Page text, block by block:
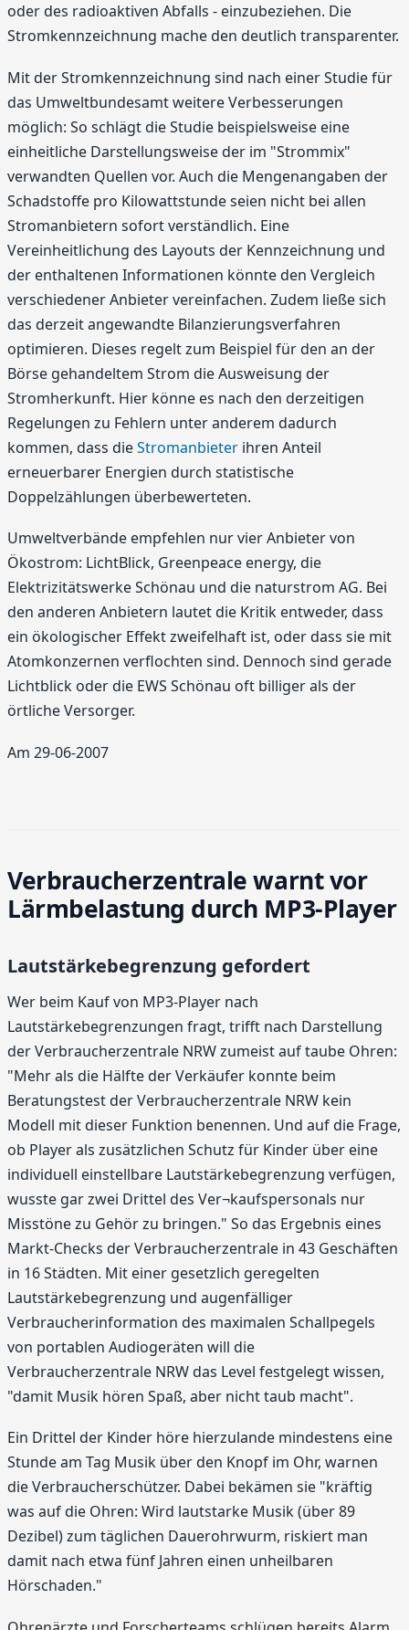
oder des radioaktiven Abfalls - einzubeziehen. Die
Stromkennzeichnung mache den deutlich transparenter.
Mit der Stromkennzeichnung sind nach einer Studie für
das Umweltbundesamt weitere Verbesserungen
möglich: So schlägt die Studie beispielsweise eine
einheitliche Darstellungsweise der im "Strommix"
verwandten Quellen vor. Auch die Mengenangaben der
Schadstoffe pro Kilowattstunde seien nicht bei allen
Stromanbietern sofort verständlich. Eine
Vereinheitlichung des Layouts der Kennzeichnung und
der enthaltenen Informationen könnte den Vergleich
verschiedener Anbieter vereinfachen. Zudem ließe sich
das derzeit angewandte Bilanzierungsverfahren
optimieren. Dieses regelt zum Beispiel für den an der
Börse gehandeltem Strom die Ausweisung der
Stromherkunft. Hier könne es nach den derzeitigen
Regelungen zu Fehlern unter anderem dadurch
kommen, dass dieStromanbieter ihren Anteil
erneuerbarer Energien durch statistische
Doppelzählungen überbewerteten.
Umweltverbände empfehlen nur vier Anbieter von
Ökostrom: LichtBlick, Greenpeace energy, die
Elektrizitätswerke Schönau und die naturstrom AG. Bei
den anderen Anbietern lautet die Kritik entweder, dass
ein ökologischer Effekt zweifelhaft ist, oder dass sie mit
Atomkonzernen verflochten sind. Dennoch sind gerade
Lichtblick oder die EWS Schönau oft billiger als der
örtliche Versorger.
Am 29-06-2007
Verbraucherzentrale warnt vor
Lärmbelastung durch MP3-Player
Lautstärkebegrenzung gefordert
Wer beim Kauf von MP3-Player nach
Lautstärkebegrenzungen fragt, trifft nach Darstellung
der Verbraucherzentrale NRW zumeist auf taube Ohren:
"Mehr als die Hälfte der Verkäufer konnte beim
Beratungstest der Verbraucherzentrale NRW kein
Modell mit dieser Funktion benennen. Und auf die Frage,
ob Player als zusätzlichen Schutz für Kinder über eine
individuell einstellbare Lautstärkebegrenzung verfügen,
wusste gar zwei Drittel des Ver¬kaufspersonals nur
Misstöne zu Gehör zu bringen." So das Ergebnis eines
Markt-Checks der Verbraucherzentrale in 43 Geschäften
in 16 Städten. Mit einer gesetzlich geregelten
Lautstärkebegrenzung und augenfälliger
Verbraucherinformation des maximalen Schallpegels
von portablen Audiogeräten will die
Verbraucherzentrale NRW das Level festgelegt wissen,
"damit Musik hören Spaß, aber nicht taub macht".
Ein Drittel der Kinder höre hierzulande mindestens eine
Stunde am Tag Musik über den Knopf im Ohr, warnen
die Verbraucherschützer. Dabei bekämen sie "kräftig
was auf die Ohren: Wird lautstarke Musik (über 89
Dezibel) zum täglichen Dauerohrwurm, riskiert man
damit nach etwa fünf Jahren einen unheilbaren
Hörschaden."